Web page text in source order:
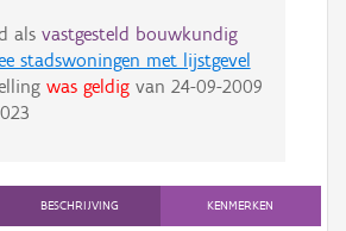
als vastgesteld bouwkundig
stadswoningen met lijstgevel
was geldigvan 24-09-2009
BESCHRIJVING KENMERKEN